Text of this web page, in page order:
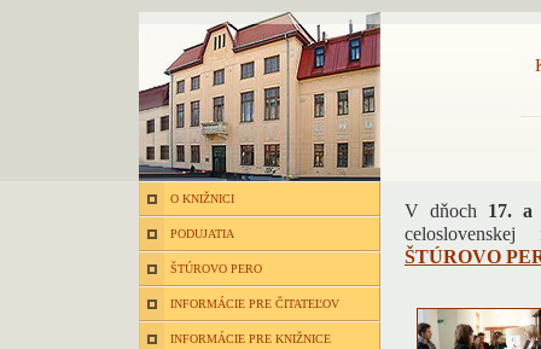
O KNIŽNICI
PODUJATIA
ŠTÚROVO PERO
INFORMÁCIE PRE ČITATEĽOV
INFORMÁCIE PRE KNIŽNICE
V dňoch 17. a
ŠTÚROVO